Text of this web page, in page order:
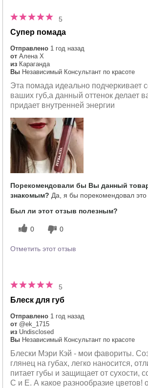
5
Супер помада
Отправлено 1 год назад
от Алена Х
из Караганда
Вы Независимый Консультант по красоте
Эта помада идеально подчеркивает
ваших губ,а данный оттенок делает
придает внутренней энергии
Порекомендовали бы Вы данный
знакомым? Да, я бы порекомендовал это
Был ли этот отзыв полезным?
0 0
Отметить этот отзыв
5
Блеск для губ
Отправлено 1 год назад
от @ek_1715
из Undisclosed
Вы Независимый Консультант по красоте
Блески Мэри Кэй - мои фавориты.
глянец на губах, легко наносится,
питает губы и защищает от сухости,
С и Е. А какое разнообразие цветов!